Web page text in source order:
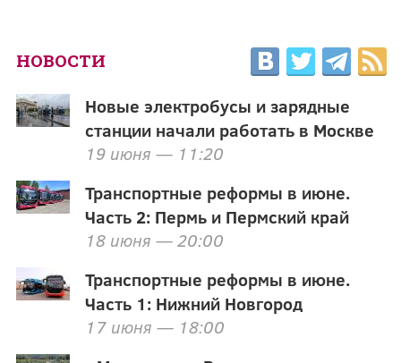
НОВОСТИ
Новые электробусы и зарядные
станции начали работать в Москве
19 июня — 11:20
Транспортные реформы в июне.
Часть 2: Пермь и Пермский край
18 июня — 20:00
Транспортные реформы в июне.
Часть 1: Нижний Новгород
17 июня — 18:00